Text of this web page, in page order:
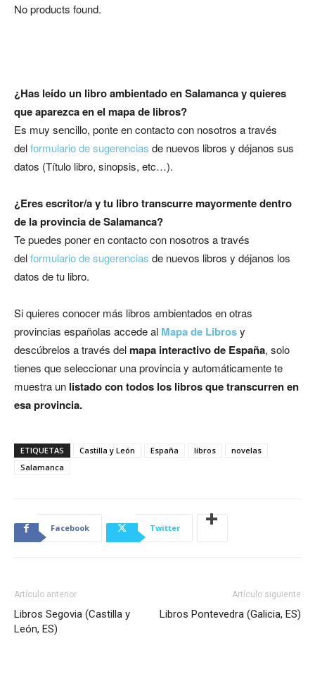
No products found.
¿Has leído un libro ambientado en Salamancay quieres
que aparezca en el mapa de libros?
Es muy sencillo, ponte en contacto con nosotros a través
delformulario de sugerencias de nuevos libros y déjanos sus
datos (Título libro, sinopsis, etc…).
¿Eres escritor/a y tu libro transcurre mayormente dentro
de la provincia de Salamanca?
Te puedes poner en contacto con nosotros a través
delformulario de sugerencias de nuevos libros y déjanos los
datos de tu libro.
Si quieres conocer más libros ambientados en otras
provincias españolas accede al Mapa de Librosy
descúbrelos a través delmapa interactivo de España, solo
tienes que seleccionar una provincia y automáticamente te
muestra un listado con todos los libros que transcurren en
esa provincia.
ETIQUETAS Castilla y León España libros
novelas
Salamanca
Facebook Twitter
Artículo anterior
Libros Segovia (Castilla y
León, ES)
Artículo siguiente
Libros Pontevedra (Galicia, ES)